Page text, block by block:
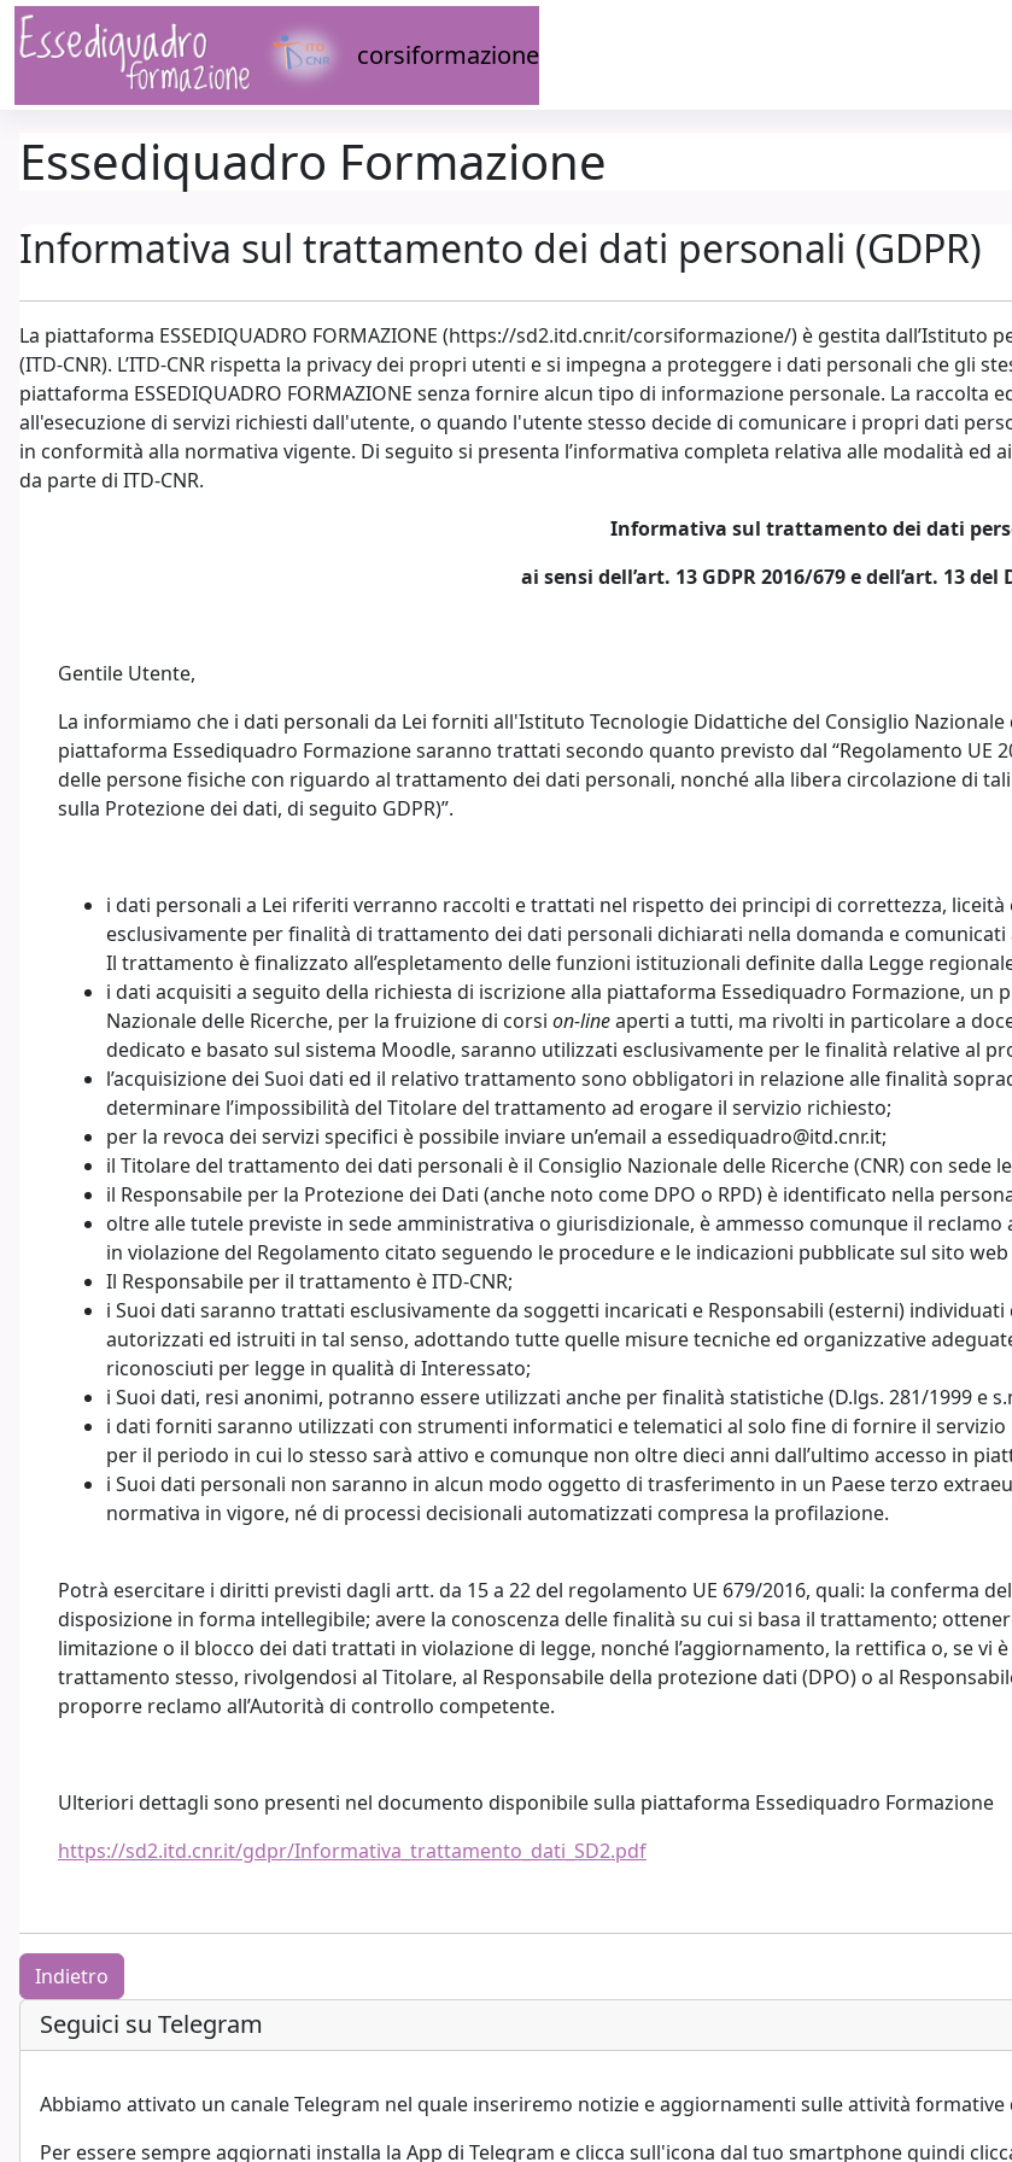
Vai al contenuto principale
corsiformazione
Essediquadro Formazione
Informativa sul trattamento dei dati personali (GDPR)
La piattaforma ESSEDIQUADRO FORMAZIONE (https://sd2.itd.cnr.it/corsiformazione/) è gestita dall’Istituto
(ITD-CNR). L’ITD-CNR rispetta la privacy dei propri utenti e si impegna a proteggere i dati personali che gli
piattaforma ESSEDIQUADRO FORMAZIONE senza fornire alcun tipo di informazione personale. La
all'esecuzione di servizi richiesti dall'utente, o quando l'utente stesso decide di comunicare i propri dati
in conformità alla normativa vigente. Di seguito si presenta l’informativa completa relativa alle modalità
da parte di ITD-CNR.
Informativa sul trattamento dei dati
ai sensi dell’art. 13 GDPR 2016/679 e dell’art. 13 del
Gentile Utente,
La informiamo che i dati personali da Lei forniti all'Istituto Tecnologie Didattiche del Consiglio Nazionale
piattaforma Essediquadro Formazione saranno trattati secondo quanto previsto dal “Regolamento UE
delle persone fisiche con riguardo al trattamento dei dati personali, nonché alla libera circolazione di
sulla Protezione dei dati, di seguito GDPR)”.
i dati personali a Lei riferiti verranno raccolti e trattati nel rispetto dei principi di correttezza,
esclusivamente per finalità di trattamento dei dati personali dichiarati nella domanda e comunicati
Il trattamento è finalizzato all’espletamento delle funzioni istituzionali definite dalla Legge
i dati acquisiti a seguito della richiesta di iscrizione alla piattaforma Essediquadro Formazione,
Nazionale delle Ricerche, per la fruizione di corsi on-lineaperti a tutti, ma rivolti in particolare a
dedicato e basato sul sistema Moodle, saranno utilizzati esclusivamente per le finalità relative al
l’acquisizione dei Suoi dati ed il relativo trattamento sono obbligatori in relazione alle finalità
determinare l’impossibilità del Titolare del trattamento ad erogare il servizio richiesto;
per la revoca dei servizi specifici è possibile inviare un’email a essediquadro@itd.cnr.it;
il Titolare del trattamento dei dati personali è il Consiglio Nazionale delle Ricerche (CNR) con sede
il Responsabile per la Protezione dei Dati (anche noto come DPO o RPD) è identificato nella
oltre alle tutele previste in sede amministrativa o giurisdizionale, è ammesso comunque il
in violazione del Regolamento citato seguendo le procedure e le indicazioni pubblicate sul sito web
Il Responsabile per il trattamento è ITD-CNR;
i Suoi dati saranno trattati esclusivamente da soggetti incaricati e Responsabili (esterni)
autorizzati ed istruiti in tal senso, adottando tutte quelle misure tecniche ed organizzative
riconosciuti per legge in qualità di Interessato;
i Suoi dati, resi anonimi, potranno essere utilizzati anche per finalità statistiche (D.lgs. 281/1999 e
i dati forniti saranno utilizzati con strumenti informatici e telematici al solo fine di fornire il
per il periodo in cui lo stesso sarà attivo e comunque non oltre dieci anni dall’ultimo accesso in
i Suoi dati personali non saranno in alcun modo oggetto di trasferimento in un Paese terzo
normativa in vigore, né di processi decisionali automatizzati compresa la profilazione.
Potrà esercitare i diritti previsti dagli artt. da 15 a 22 del regolamento UE 679/2016, quali: la conferma
disposizione in forma intellegibile; avere la conoscenza delle finalità su cui si basa il trattamento;
limitazione o il blocco dei dati trattati in violazione di legge, nonché l’aggiornamento, la rettifica o, se vi
trattamento stesso, rivolgendosi al Titolare, al Responsabile della protezione dati (DPO) o al
proporre reclamo all’Autorità di controllo competente.
Ulteriori dettagli sono presenti nel documento disponibile sulla piattaforma Essediquadro Formazione
https://sd2.itd.cnr.it/gdpr/Informativa_trattamento_dati_SD2.pdf
Indietro
Blocchi
Salta Seguici su Telegram
Seguici su Telegram
Abbiamo attivato un canale Telegram nel quale inseriremo notizie e aggiornamenti sulle attività formative
Per essere sempre aggiornati installa la App di Telegram e clicca sull'icona dal tuo smartphone quindi